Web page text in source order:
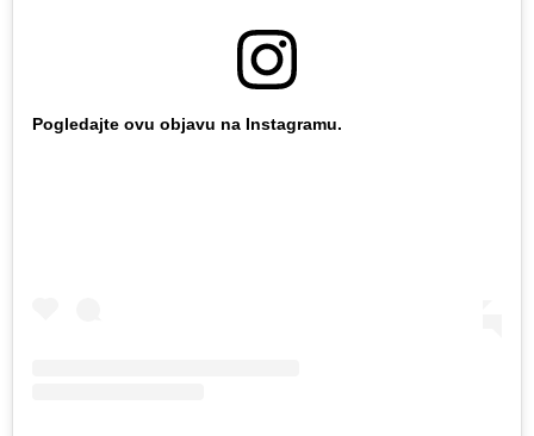
Pogledajte ovu objavu na Instagramu.